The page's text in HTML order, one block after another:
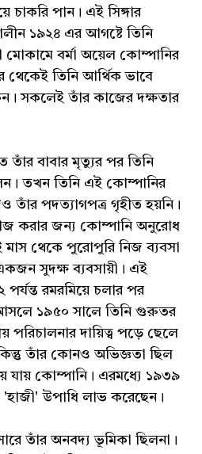
চাকরি পান। এই সিঙ্গার
১৯২৪ এর আগষ্টে তিনি
বর্মা অয়েল কোম্পানির
থেকেই তিনি আর্থিক ভাবে
সকলেই তাঁর কাজের দক্ষতার
তাঁর বাবার মৃত্যুর পর তিনি
তখন তিনি এই কোম্পানির
তাঁর পদত্যাগপত্র গৃহীত হয়নি।
করার জন্য কোম্পানি অনুরোধ
থেকে পুরোপুরি নিজ ব্যবসা
সুদক্ষ ব্যবসায়ী। এই
পর্যন্ত রমরমিয়ে চলার পর
১৯৫০ সালে তিনি গুরুতর
পরিচালনার দায়িত্ব পড়ে ছেলে
তাঁর কোনও অভিজ্ঞতা ছিল
যায় কোম্পানি। এরমধ্যে ১৯৩৯
'হাজী' উপাধি লাভ করেছেন।
তাঁর অনবদ্য ভূমিকা ছিলনা।